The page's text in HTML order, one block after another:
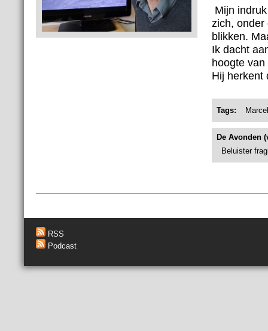
Mijn
zich, onder
blikken.
Ik dacht
hoogte
Hij herkent
Tags:
De Avonden
Beluister
RSS
Podcast